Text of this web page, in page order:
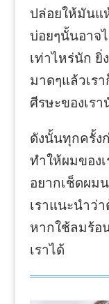
ปล่อยให้มันแ
บ่อยๆนั้นอาจ
เท่าไหร่นัก ยิ่
มาดๆแล้วเร
ศีรษะของเร
ดังนั้นทุกครั้ง
ทำให้ผมของ
อยากเช็ดผม
เราแนะนำว่
หากใช้ลมร้อ
เราได้